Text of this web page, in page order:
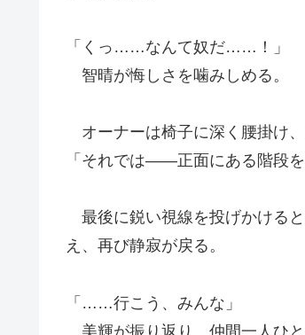
「くっ……なんて奴だ……！」
智晴が悔しさを噛みしめる。
オーナーは椅子に深く腰掛け、
「それでは――正面にある階段
最後に鋭い視線を投げかける
え、再び静寂が戻る。
「……行こう、みんな」
美輝が振り返り、仲間一人ひと